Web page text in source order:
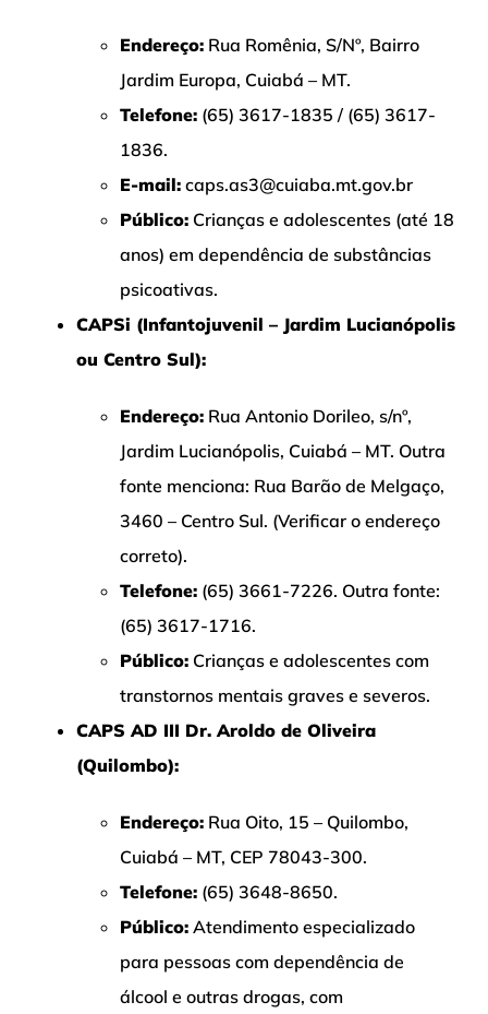
Endereço: Rua Romênia, S/Nº, Bairro
Jardim Europa, Cuiabá – MT.
Telefone: (65) 3617-1835 / (65) 3617-
1836.
E-mail: caps.as3@cuiaba.mt.gov.br
Público: Crianças e adolescentes (até 18
anos) em dependência de substâncias
psicoativas.
CAPSi (Infantojuvenil – Jardim Lucianópolis
ou Centro Sul):
Endereço: Rua Antonio Dorileo, s/nº,
Jardim Lucianópolis, Cuiabá – MT. Outra
fonte menciona: Rua Barão de Melgaço,
3460 – Centro Sul. (Verificar o endereço
correto).
Telefone: (65) 3661-7226. Outra fonte:
(65) 3617-1716.
Público: Crianças e adolescentes com
transtornos mentais graves e severos.
CAPS AD III Dr. Aroldo de Oliveira
(Quilombo):
Endereço: Rua Oito, 15 – Quilombo,
Cuiabá – MT, CEP 78043-300.
Telefone: (65) 3648-8650.
Público: Atendimento especializado
para pessoas com dependência de
álcool e outras drogas, com